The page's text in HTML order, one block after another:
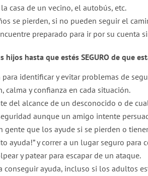
casa de un vecino, el autobús, etc.
se pierden, si no pueden seguir el
preparado para ir por su cuenta
hijos hasta que estés SEGURO de que
identificar y evitar problemas de
calma y confianza en cada situación.
del alcance de un desconocido o de
aunque un amigo intente
gente que los ayude si se pierden o
ayuda!” y correr a un lugar seguro
y patear para escapar de un ataque.
conseguir ayuda, incluso si los adultos